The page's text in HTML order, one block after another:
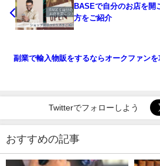
BASEで自分のお店を開
方をご紹介
副業で輸入物販をするならオークファンを
Twitterでフォローしよう
おすすめの記事